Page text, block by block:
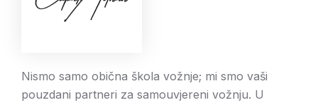
Nismo samo obična škola vožnje; mi smo vaši
pouzdani partneri za samouvjereni vožnju. U